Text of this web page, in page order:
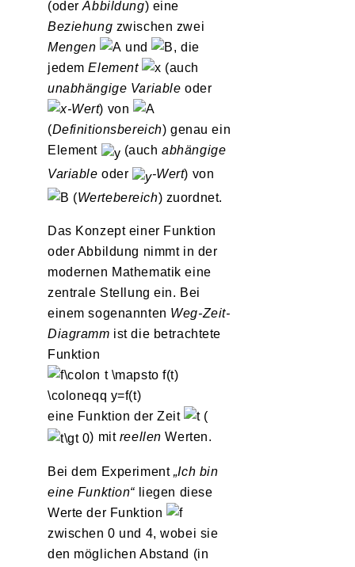
(oderAbbildung) eine
Beziehung zwischen zwei
Mengen
und
, die
jedemElement
(auch
unabhängige Variable oder
-Wert) von
(Definitionsbereich) genau ein
Element
(auchabhängige
Variable oder -Wert) von
(Wertebereich) zuordnet.
Das Konzept einer Funktion
oder Abbildung nimmt in der
modernen Mathematik eine
zentrale Stellung ein. Bei
einem sogenannten Weg-Zeit-
Diagramm ist die betrachtete
Funktion
eine Funktion der Zeit
(
) mit reellen Werten.
Bei dem Experiment „Ich bin
eine Funktion“liegen diese
Werte der Funktion
zwischen 0 und 4, wobei sie
den möglichen Abstand (in